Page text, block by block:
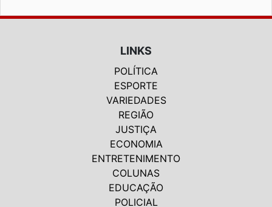
LINKS
POLÍTICA
ESPORTE
VARIEDADES
REGIÃO
JUSTIÇA
ECONOMIA
ENTRETENIMENTO
COLUNAS
EDUCAÇÃO
POLICIAL